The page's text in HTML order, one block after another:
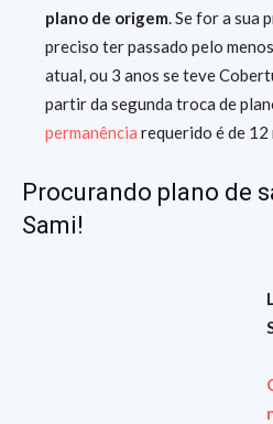
plano de origem. Se for a sua
preciso ter passado pelo
atual, ou 3 anos se teve
partir da segunda troca de
permanência requerido é de 12
Procurando plano de
Sami!